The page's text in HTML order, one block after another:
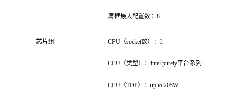
满框最大配置数：8
芯片组 CPU （socket数） ：2
CPU （类型） ：intel purely平台系列
CPU （TDP） ：up to 205W